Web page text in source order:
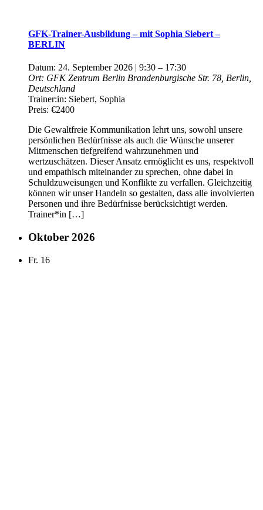
GFK-Trainer-Ausbildung – mit Sophia Siebert –
BERLIN
Datum: 24. September 2026 | 9:30 – 17:30
Ort: GFK Zentrum Berlin Brandenburgische Str. 78, Berlin,
Deutschland
Trainer:in: Siebert, Sophia
Preis: €2400
Die Gewaltfreie Kommunikation lehrt uns, sowohl unsere
persönlichen Bedürfnisse als auch die Wünsche unserer
Mitmenschen tiefgreifend wahrzunehmen und
wertzuschätzen. Dieser Ansatz ermöglicht es uns, respektvoll
und empathisch miteinander zu sprechen, ohne dabei in
Schuldzuweisungen und Konflikte zu verfallen. Gleichzeitig
können wir unser Handeln so gestalten, dass alle involvierten
Personen und ihre Bedürfnisse berücksichtigt werden.
Trainer*in […]
Oktober 2026
Fr. 16